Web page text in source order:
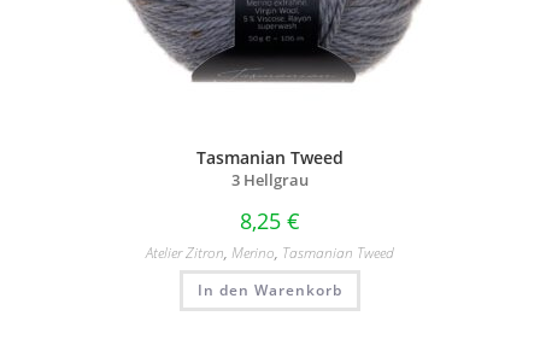
Tasmanian Tweed
3 Hellgrau
8,25 €
Atelier Zitron, Merino, Tasmanian Tweed
In den Warenkorb